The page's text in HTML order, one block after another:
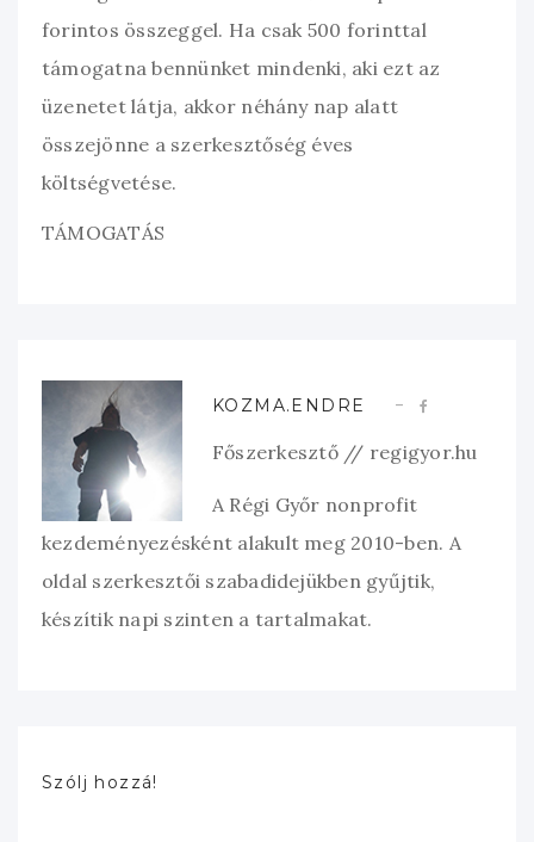
forintos összeggel. Ha csak 500 forinttal
támogatna bennünket mindenki, aki ezt az
üzenetet látja, akkor néhány nap alatt
összejönne a szerkesztőség éves
költségvetése.
TÁMOGATÁS
KOZMA.ENDRE
Főszerkesztő // regigyor.hu
A Régi Győr nonprofit
kezdeményezésként alakult meg 2010-ben. A
oldal szerkesztői szabadidejükben gyűjtik,
készítik napi szinten a tartalmakat.
Szólj hozzá!